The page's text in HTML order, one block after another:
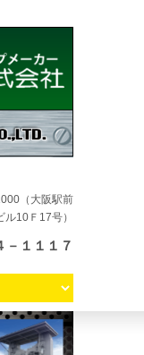
（大阪駅前
ル10Ｆ17号）
－１１１７